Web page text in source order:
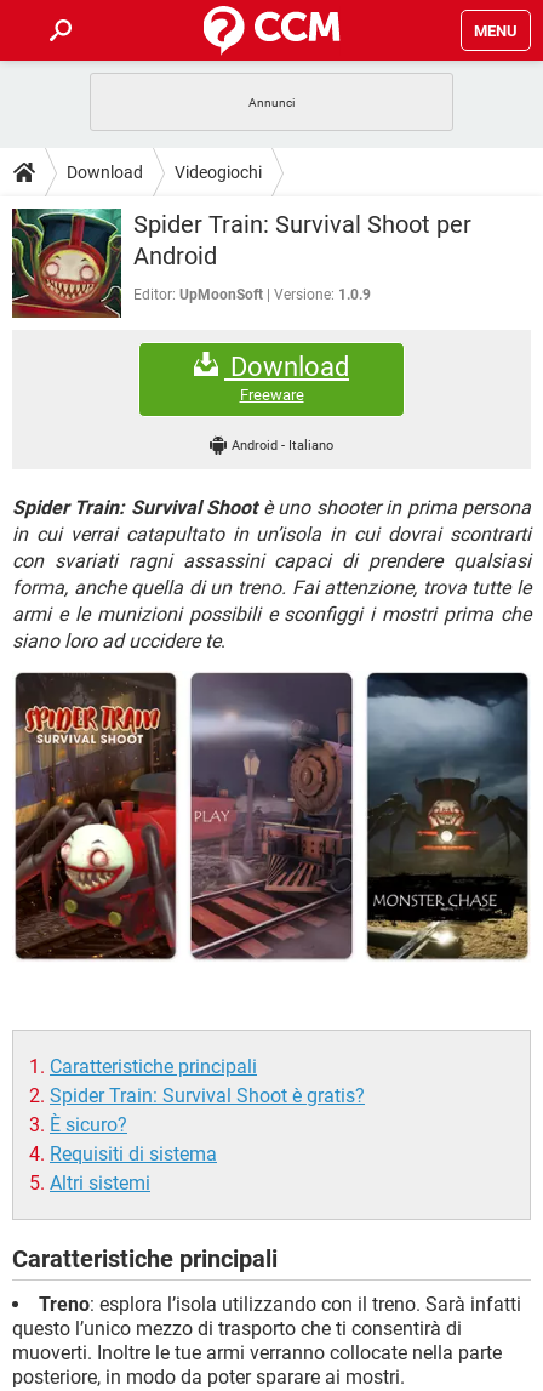
MENU
INTRATTENIMENTO
iOS WINDOWS 10
INSTAGRAM
TIKTOK FACEBOOK
GUIDE
COVID-19
INTRATTENIMENTO
iOS
FACEBOOK
DOWNLOAD
COVID-19
INTRATTENIMENTO ANDROID
WINDOWS 10
WHATSAPP
FORUM
ANDROID
WINDOWS 10
WHATSAPP
HARDWARE
GAMING
INSTAGRAM WHATSAPP
FACEBOOK
HARDWARE
Download Videogiochi
Spider Train: Survival Shoot per
Android
Editor: UpMoonSoft Versione: 1.0.9
Download
Freeware
Android - Italiano
Spider Train: Survival Shootè uno shooter in prima persona
in cui verrai catapultato in un’isola in cui dovrai scontrarti
con svariati ragni assassini capaci di prendere qualsiasi
forma, anche quella di un treno. Fai attenzione, trova tutte le
armi e le munizioni possibili e sconfiggi i mostri prima che
siano loro ad uccidere te.
Caratteristiche principali
Spider Train: Survival Shoot è gratis?
È sicuro?
Requisiti di sistema
Altri sistemi
Caratteristiche principali
Treno: esplora l’isola utilizzando con il treno. Sarà infatti
questo l’unico mezzo di trasporto che ti consentirà di
muoverti. Inoltre le tue armi verranno collocate nella parte
posteriore, in modo da poter sparare ai mostri.